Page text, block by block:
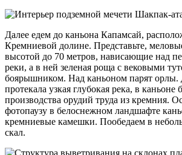
Далее едем до каньона Капамсай,
Кремниевой долине. Представьте,
высотой до 70 метров, нависающие над
реки, а в ней зеленая роща с вековыми
боярышником. Над каньоном парят орлы.
протекала узкая глубокая река, в каньоне
производства орудий труда из кремния.
фотопаузу в белоснежном ландшафте
кремниевые камешки. Пообедаем в
скал.